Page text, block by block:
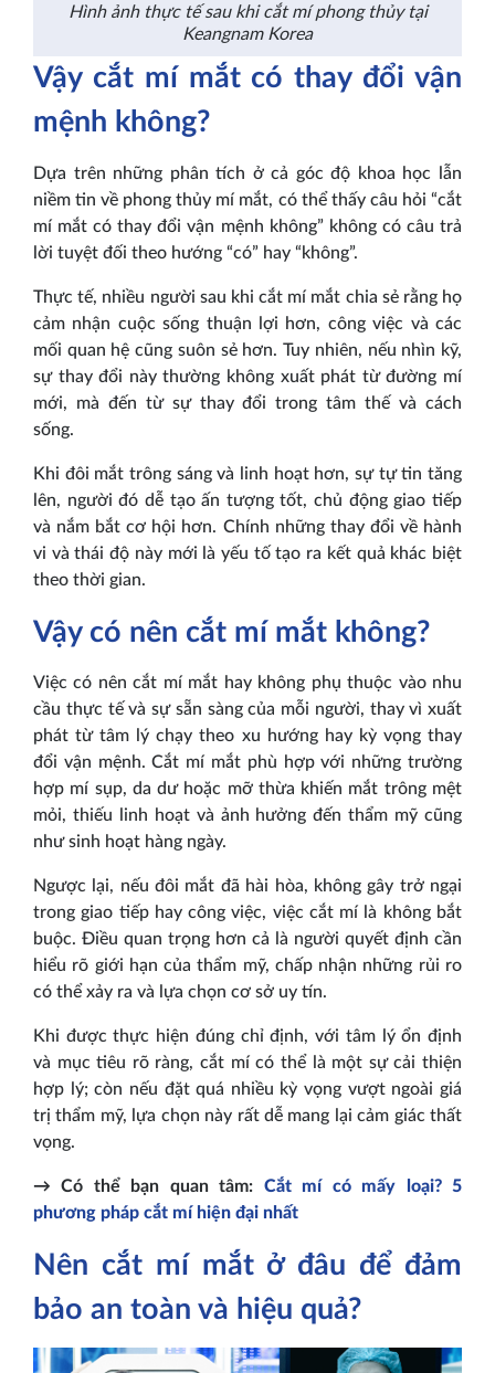
Hình ảnh thực tế sau khi cắt mí phong thủy tại
Keangnam Korea
Vậy cắt mí mắt có thay đổi vận
mệnh không?
Dựa trên những phân tích ở cả góc độ khoa học lẫn
niềm tin về phong thủy mí mắt, có thể thấy câu hỏi “cắt
mí mắt có thay đổi vận mệnh không” không có câu trả
lời tuyệt đối theo hướng “có” hay “không”.
Thực tế, nhiều người sau khi cắt mí mắt chia sẻ rằng họ
cảm nhận cuộc sống thuận lợi hơn, công việc và các
mối quan hệ cũng suôn sẻ hơn. Tuy nhiên, nếu nhìn kỹ,
sự thay đổi này thường không xuất phát từ đường mí
mới, mà đến từ sự thay đổi trong tâm thế và cách
sống.
Khi đôi mắt trông sáng và linh hoạt hơn, sự tự tin tăng
lên, người đó dễ tạo ấn tượng tốt, chủ động giao tiếp
và nắm bắt cơ hội hơn. Chính những thay đổi về hành
vi và thái độ này mới là yếu tố tạo ra kết quả khác biệt
theo thời gian.
Vậy có nên cắt mí mắt không?
Việc có nên cắt mí mắt hay không phụ thuộc vào nhu
cầu thực tế và sự sẵn sàng của mỗi người, thay vì xuất
phát từ tâm lý chạy theo xu hướng hay kỳ vọng thay
đổi vận mệnh. Cắt mí mắt phù hợp với những trường
hợp mí sụp, da dư hoặc mỡ thừa khiến mắt trông mệt
mỏi, thiếu linh hoạt và ảnh hưởng đến thẩm mỹ cũng
như sinh hoạt hàng ngày.
Ngược lại, nếu đôi mắt đã hài hòa, không gây trở ngại
trong giao tiếp hay công việc, việc cắt mí là không bắt
buộc. Điều quan trọng hơn cả là người quyết định cần
hiểu rõ giới hạn của thẩm mỹ, chấp nhận những rủi ro
có thể xảy ra và lựa chọn cơ sở uy tín.
Khi được thực hiện đúng chỉ định, với tâm lý ổn định
và mục tiêu rõ ràng, cắt mí có thể là một sự cải thiện
hợp lý; còn nếu đặt quá nhiều kỳ vọng vượt ngoài giá
trị thẩm mỹ, lựa chọn này rất dễ mang lại cảm giác thất
vọng.
→ Có thể bạn quan tâm: Cắt mí có mấy loại? 5
phương pháp cắt mí hiện đại nhất
Nên cắt mí mắt ở đâu để đảm
bảo an toàn và hiệu quả?